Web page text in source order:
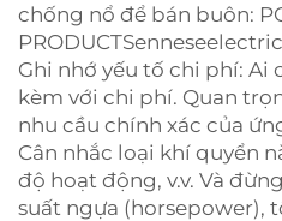
chống nổ để bán buôn:
Ghi nhớ yếu tố chi phí:
kèm với chi phí. Quan
nhu cầu chính xác của
Cân nhắc loại khí quyển
độ hoạt động, v.v. Và
suất ngựa (horsepower),